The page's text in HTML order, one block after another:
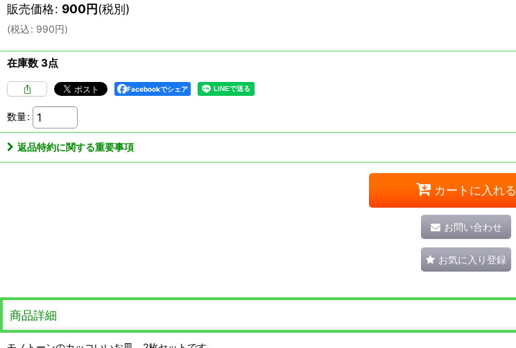
販売価格: 900円(税別)
(税込: 990円)
在庫数 3点
Facebookでシェア
数量:
返品特約に関する重要事項
カートに入れる
お問い合わせ
お気に入り登録
商品詳細